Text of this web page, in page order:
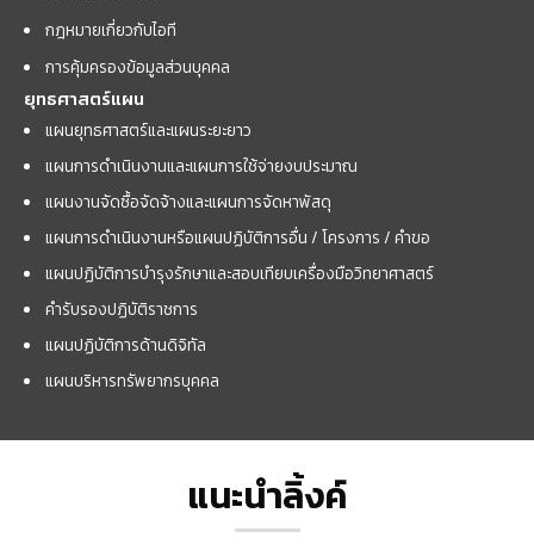
กฎหมายเกี่ยวกับไอที
การคุ้มครองข้อมูลส่วนบุคคล
ยุทธศาสตร์แผน
แผนยุทธศาสตร์และแผนระยะยาว
แผนการดำเนินงานและแผนการใช้จ่ายงบประมาณ
แผนงานจัดซื้อจัดจ้างและแผนการจัดหาพัสดุ
แผนการดำเนินงานหรือแผนปฏิบัติการอื่น / โครงการ / คำขอ
แผนปฏิบัติการบำรุงรักษาและสอบเทียบเครื่องมือวิทยาศาสตร์
คำรับรองปฏิบัติราชการ
แผนปฏิบัติการด้านดิจิทัล
แผนบริหารทรัพยากรบุคคล
แนะนำลิ้งค์